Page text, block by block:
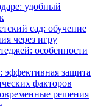
удобный
сад: обучение
через игру
особенности
защита
факторов
решения